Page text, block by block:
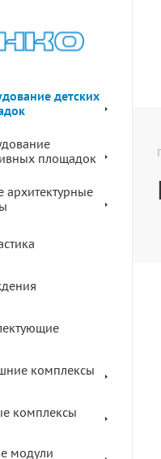
детских
площадок
архитектурные
комплексы
комплексы
модули